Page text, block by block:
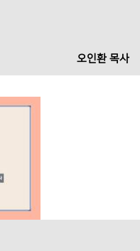
오인환 목사